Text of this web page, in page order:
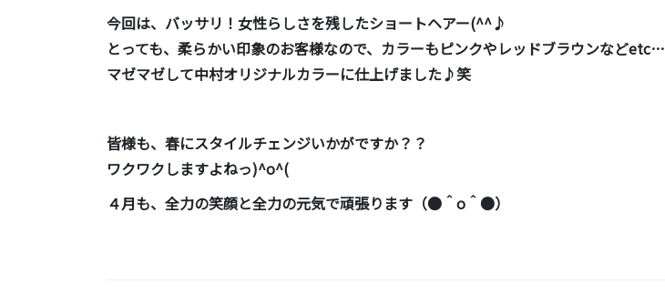
今回は、バッサリ！女性らしさを残したショートヘアー(^^♪
とっても、柔らかい印象のお客様なので、カラーもピンクやレッドブラウンなどetc…
マゼマゼして中村オリジナルカラーに仕上げました♪笑
皆様も、春にスタイルチェンジいかがですか？？
ワクワクしますよねっ)^o^(
４月も、全力の笑顔と全力の元気で頑張ります（●＾o＾●）